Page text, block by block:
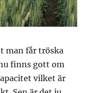
man får tröska
finns gott om
vilket är